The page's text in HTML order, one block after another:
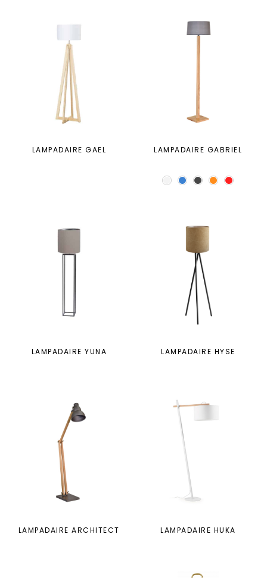
LAMPADAIRE GAEL LAMPADAIRE GABRIEL
LAMPADAIRE YUNA LAMPADAIRE HYSE
LAMPADAIRE ARCHITECT LAMPADAIRE HUKA